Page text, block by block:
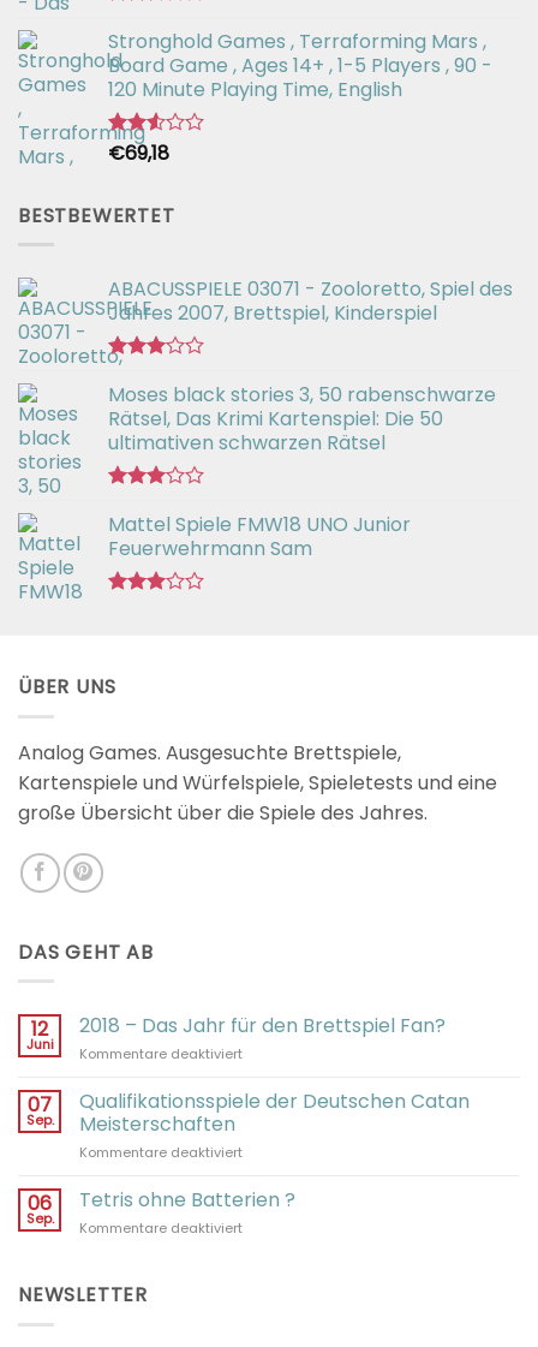
mit
2.64
von 5
Stronghold Games , Terraforming Mars ,
Board Game , Ages 14+ , 1-5 Players , 90 -
120 Minute Playing Time, English
Bewertet
von 5
€69,18
BESTBEWERTET
ABACUSSPIELE 03071 - Zooloretto, Spiel des
Jahres 2007, Brettspiel, Kinderspiel
mit
3.02
von 5
Moses black stories 3, 50 rabenschwarze
Rätsel, Das Krimi Kartenspiel: Die 50
ultimativen schwarzen Rätsel
mit
3.00
von 5
Mattel Spiele FMW18 UNO Junior
Feuerwehrmann Sam
ÜBER UNS
Analog Games. Ausgesuchte Brettspiele,
Kartenspiele und Würfelspiele, Spieletests und eine
große Übersicht über die Spiele des Jahres.
DAS GEHT AB
12
Juni
2018 – Das Jahr für den Brettspiel Fan?
Kommentare deaktiviertfür
–
Das
für
Brettspiel
07
Sep.
Qualifikationsspiele der Deutschen Catan
Meisterschaften
Kommentare deaktiviertfür
der
Deutschen
Catan
06
Sep.
Tetris ohne Batterien ?
Kommentare deaktiviertfür
NEWSLETTER